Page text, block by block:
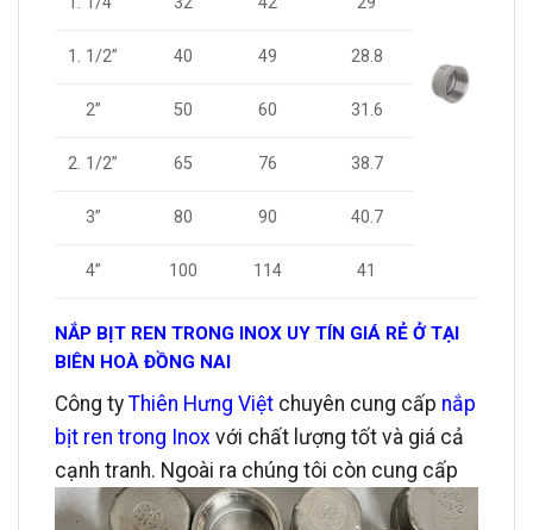
1. 1/2” 40 49 28.8
2” 50 60 31.6
2. 1/2” 65 76 38.7
3” 80 90 40.7
4” 100 114 41
NẮP BỊT REN TRONG INOX UY TÍN GIÁ RẺ Ở TẠI
BIÊN HOÀ ĐỒNG NAI
Công ty Thiên Hưng Việt chuyên cung cấp nắp
bịt ren trong Inox với chất lượng tốt và giá cả
cạnh tranh. Ngoài ra chúng tôi còn cung cấp